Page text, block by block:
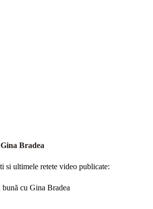
Bradea
si ultimele retete video publicate:
bună cu Gina Bradea